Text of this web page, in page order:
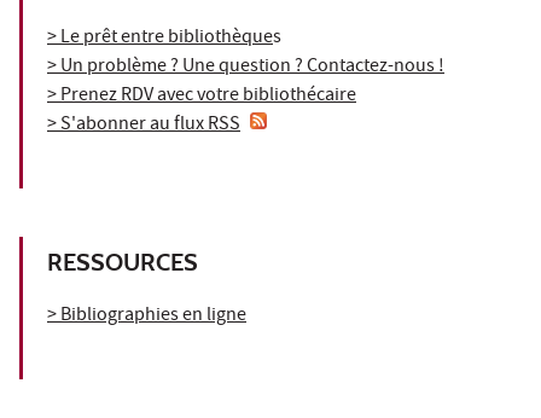
> Le prêt entre bibliothèques
> Un problème ? Une question ? Contactez-nous !
> Prenez RDV avec votre bibliothécaire
> S'abonner au flux RSS
RESSOURCES
> Bibliographies en ligne